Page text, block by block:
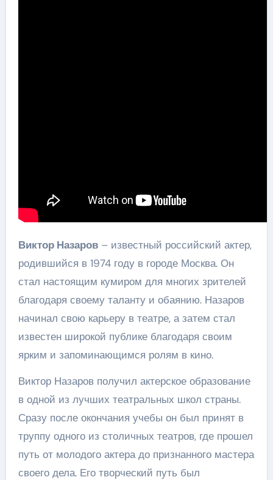
Виктор Назаров– известный российский актер,
родившийся в 1974 году в городе Москва. Он
стал настоящим кумиром для многих зрителей
благодаря своему таланту и обаянию. Назаров
начинал свою карьеру в театре, а затем стал
известен широкой публике благодаря своим
ярким и запоминающимся ролям в кино.
Виктор Назаров получил актерское образование
в одной из лучших театральных школ страны.
Сразу после окончания учебы он был принят в
труппу одного из столичных театров, где прошел
путь от молодого актера до признанного мастера
своего дела. Его творческий путь был